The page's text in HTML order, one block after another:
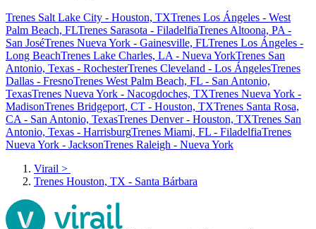
Trenes Salt Lake City - Houston, TXTrenes Los Ángeles - West
Palm Beach, FLTrenes Sarasota - FiladelfiaTrenes Altoona, PA -
San JoséTrenes Nueva York - Gainesville, FLTrenes Los Ángeles -
Long BeachTrenes Lake Charles, LA - Nueva YorkTrenes San
Antonio, Texas - RochesterTrenes Cleveland - Los ÁngelesTrenes
Dallas - FresnoTrenes West Palm Beach, FL - San Antonio,
TexasTrenes Nueva York - Nacogdoches, TXTrenes Nueva York -
MadisonTrenes Bridgeport, CT - Houston, TXTrenes Santa Rosa,
CA - San Antonio, TexasTrenes Denver - Houston, TXTrenes San
Antonio, Texas - HarrisburgTrenes Miami, FL - FiladelfiaTrenes
Nueva York - JacksonTrenes Raleigh - Nueva York
Virail >
Trenes Houston, TX - Santa Bárbara